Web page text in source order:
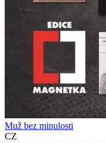
Muž bez minulosti
CZ